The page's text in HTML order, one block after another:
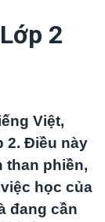
2
Việt,
2. Điều này
than phiền,
học của
đang cần